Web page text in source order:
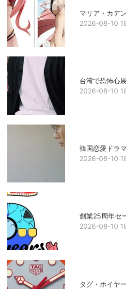
マリア・カデ
2026-08-10
台湾で恐怖心展
2026-08-10
韓国恋愛ドラ
2026-08-10
創業25周年セ
2026-08-10
タグ・ホイヤ